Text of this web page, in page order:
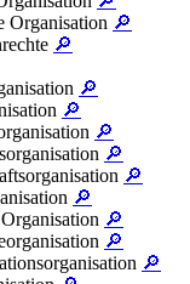
Organisation 🔎
🔎
🔎
🔎
🔎
🔎
🔎
🔎
🔎
🔎
🔎